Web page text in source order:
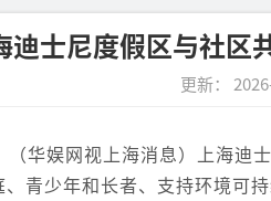
迪士尼度假区与社区
更新：
（华娱网视上海消息）上海迪
、青少年和长者、支持环境可